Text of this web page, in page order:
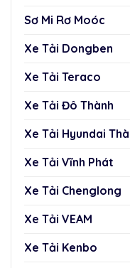
Sơ Mi Rơ Moóc
Xe Tải Dongben
Xe Tải Teraco
Xe Tải Đô Thành
Xe Tải Hyundai
Xe Tải Vĩnh Phát
Xe Tải Chenglong
Xe Tải VEAM
Xe Tải Kenbo